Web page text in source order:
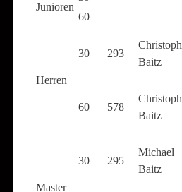
Junioren
60
Herren
30 293
Christoph
Baitz
60 578
Christoph
Baitz
Master
30 295
Michael
Baitz